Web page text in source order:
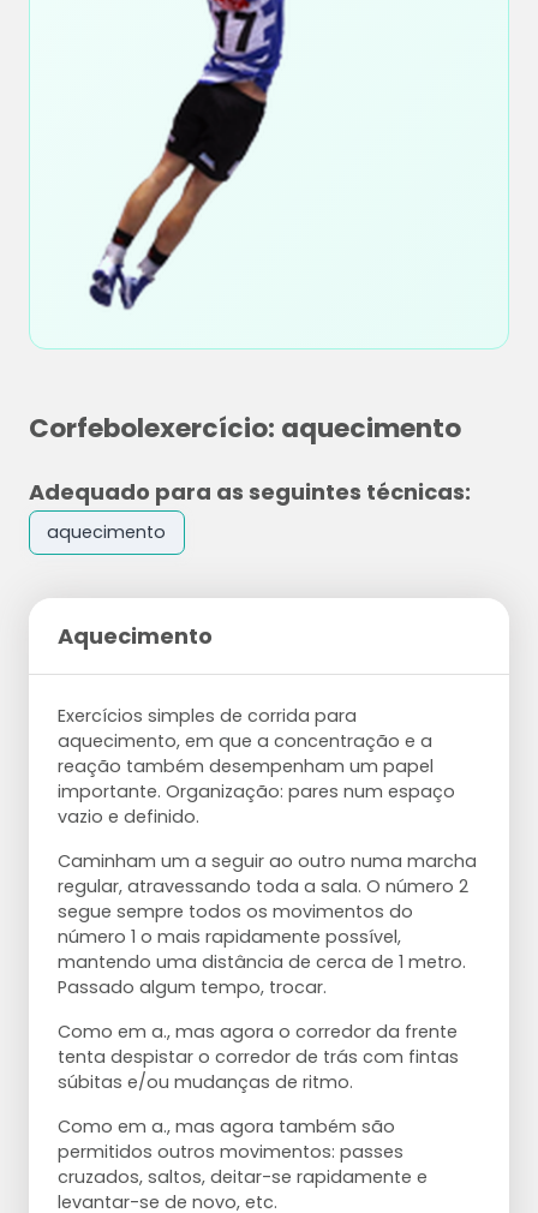
Corfebolexercício: aquecimento
Adequado para as seguintes técnicas:
aquecimento
Aquecimento
Exercícios simples de corrida para
aquecimento, em que a concentração e a
reação também desempenham um papel
importante. Organização: pares num espaço
vazio e definido.
Caminham um a seguir ao outro numa marcha
regular, atravessando toda a sala. O número 2
segue sempre todos os movimentos do
número 1 o mais rapidamente possível,
mantendo uma distância de cerca de 1 metro.
Passado algum tempo, trocar.
Como em a., mas agora o corredor da frente
tenta despistar o corredor de trás com fintas
súbitas e/ou mudanças de ritmo.
Como em a., mas agora também são
permitidos outros movimentos: passes
cruzados, saltos, deitar-se rapidamente e
levantar-se de novo, etc.